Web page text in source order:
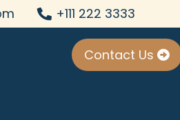
+111 222 3333
Contact Us